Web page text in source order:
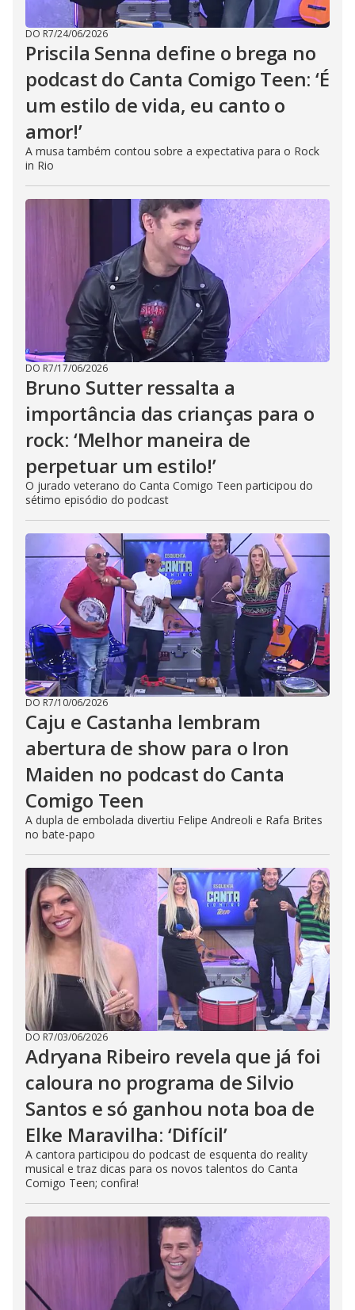
DO R7/24/06/2026
Priscila Senna define o brega no
podcast do Canta Comigo Teen: ‘É
um estilo de vida, eu canto o
amor!’
A musa também contou sobre a expectativa para o Rock
in Rio
DO R7/17/06/2026
Bruno Sutter ressalta a
importância das crianças para o
rock: ‘Melhor maneira de
perpetuar um estilo!’
O jurado veterano do Canta Comigo Teen participou do
sétimo episódio do podcast
DO R7/10/06/2026
Caju e Castanha lembram
abertura de show para o Iron
Maiden no podcast do Canta
Comigo Teen
A dupla de embolada divertiu Felipe Andreoli e Rafa Brites
no bate-papo
DO R7/03/06/2026
Adryana Ribeiro revela que já foi
caloura no programa de Silvio
Santos e só ganhou nota boa de
Elke Maravilha: ‘Difícil’
A cantora participou do podcast de esquenta do reality
musical e traz dicas para os novos talentos do Canta
Comigo Teen; confira!